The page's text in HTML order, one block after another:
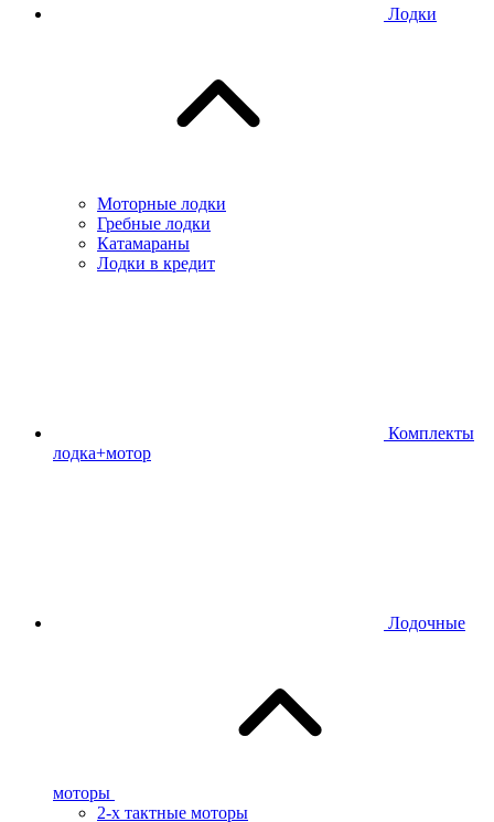
Лодки
Моторные лодки
Гребные лодки
Катамараны
Лодки в кредит
Комплекты
лодка+мотор
Лодочные
моторы
2-х тактные моторы